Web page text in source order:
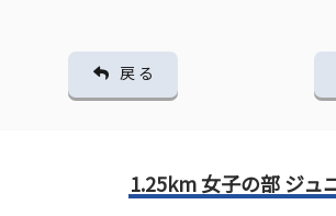
戻 る
1.25km 女子の部 ジュ